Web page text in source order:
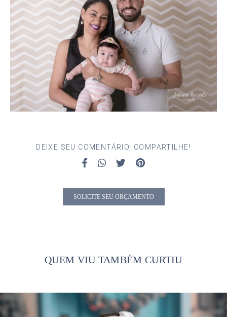
DEIXE SEU COMENTÁRIO, COMPARTILHE!
SOLICITE SEU ORÇAMENTO
QUEM VIU TAMBÉM CURTIU